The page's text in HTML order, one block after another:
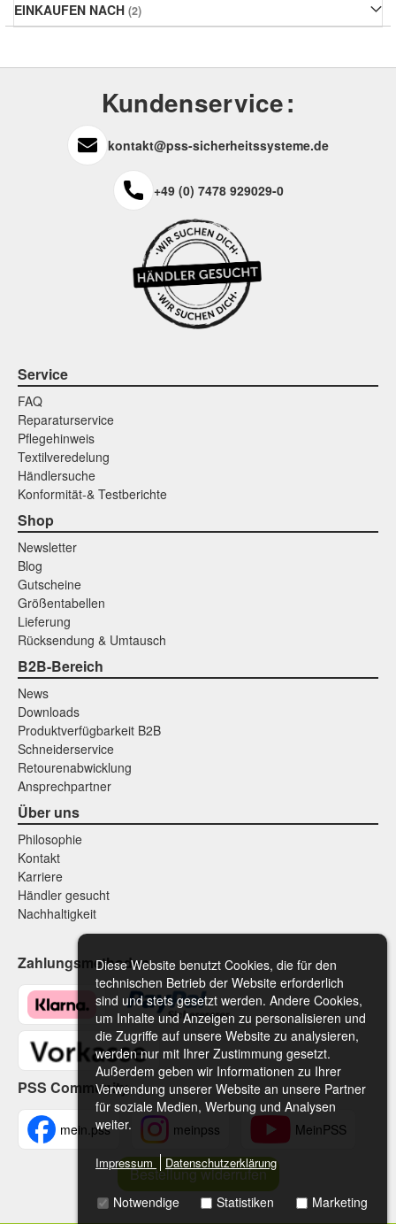
Diese Website benutzt Cookies, die für den
technischen Betrieb der Website erforderlich
sind und stets gesetzt werden. Andere Cookies,
um Inhalte und Anzeigen zu personalisieren und
die Zugriffe auf unsere Website zu analysieren,
werden nur mit Ihrer Zustimmung gesetzt.
Außerdem geben wir Informationen zu Ihrer
Verwendung unserer Website an unsere Partner
für soziale Medien, Werbung und Analysen
weiter.
Impressum Datenschutzerklärung
Notwendige Statistiken Marketing
EINKAUFEN NACH
Kundenservice
kontakt@pss-sicherheitssysteme.de
+49 (0) 7478 929029-0
Service
FAQ
Reparaturservice
Pflegehinweis
Textilveredelung
Händlersuche
Konformität-& Testberichte
Shop
Newsletter
Blog
Gutscheine
Größentabellen
Lieferung
Rücksendung & Umtausch
B2B-Bereich
News
Downloads
Produktverfügbarkeit B2B
Schneiderservice
Retourenabwicklung
Ansprechpartner
Über uns
Philosophie
Kontakt
Karriere
Händler gesucht
Nachhaltigkeit
Zahlungsmethoden
PSS Community
mein.pss meinpss MeinPSS
Bestellung widerrufen